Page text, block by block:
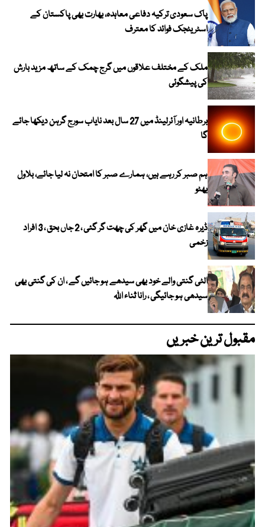
پاک سعودی ترکیہ دفاعی معاہدہ، بھارت بھی پاکستان کے
اسٹریٹجک فوائد کا معترف
ملک کے مختلف علاقوں میں گرج چمک کے ساتھ مزید بارش
کی پیشگوئی
برطانیہ اور آئرلینڈ میں 27 سال بعد نایاب سورج گرہن دیکھا جائے
گا
ہم صبر کر رہے ہیں، ہمارے صبر کا امتحان نہ لیا جائے، بلاول
بھٹو
ڈیرہ غازی خان میں گھر کی چھت گر گئی ، 2 جاں بحق ، 3 افراد
زخمی
الٹی گنتی والے خود بھی سیدھے ہو جائیں گے ، ان کی گنتی بھی
سیدھی ہو جائیگی ، رانا ثناء اللہ
مقبول ترین خبریں